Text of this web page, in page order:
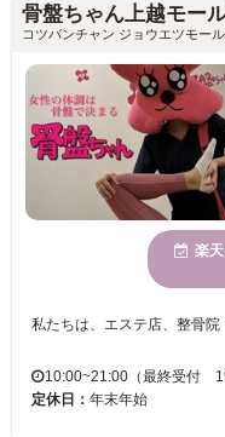
骨盤ちゃん上越モー
コツバンチャン ジョウエツモー
楽
10:00~21:00（最終受付
定休日： 年末年始